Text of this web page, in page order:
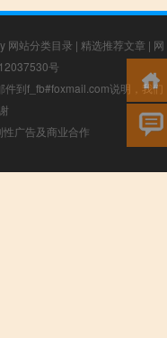
网站分类目录 | 精选推荐文章 | 网
号
到f_fb#foxmail.com说明，我们
广告及商业合作